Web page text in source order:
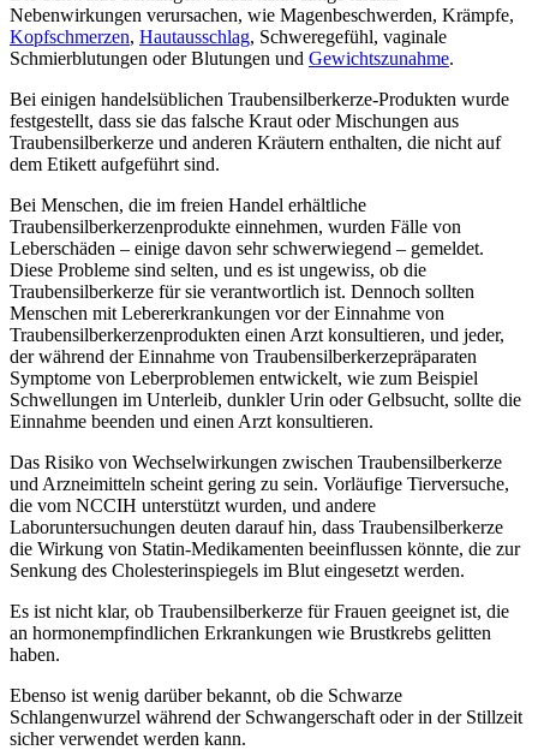
Nebenwirkungen verursachen, wie Magenbeschwerden, Krämpfe,
Kopfschmerzen, Hautausschlag, Schweregefühl, vaginale
Schmierblutungen oder Blutungen und Gewichtszunahme.
Bei einigen handelsüblichen Traubensilberkerze-Produkten wurde
festgestellt, dass sie das falsche Kraut oder Mischungen aus
Traubensilberkerze und anderen Kräutern enthalten, die nicht auf
dem Etikett aufgeführt sind.
Bei Menschen, die im freien Handel erhältliche
Traubensilberkerzenprodukte einnehmen, wurden Fälle von
Leberschäden – einige davon sehr schwerwiegend – gemeldet.
Diese Probleme sind selten, und es ist ungewiss, ob die
Traubensilberkerze für sie verantwortlich ist. Dennoch sollten
Menschen mit Lebererkrankungen vor der Einnahme von
Traubensilberkerzenprodukten einen Arzt konsultieren, und jeder,
der während der Einnahme von Traubensilberkerzepräparaten
Symptome von Leberproblemen entwickelt, wie zum Beispiel
Schwellungen im Unterleib, dunkler Urin oder Gelbsucht, sollte die
Einnahme beenden und einen Arzt konsultieren.
Das Risiko von Wechselwirkungen zwischen Traubensilberkerze
und Arzneimitteln scheint gering zu sein. Vorläufige Tierversuche,
die vom NCCIH unterstützt wurden, und andere
Laboruntersuchungen deuten darauf hin, dass Traubensilberkerze
die Wirkung von Statin-Medikamenten beeinflussen könnte, die zur
Senkung des Cholesterinspiegels im Blut eingesetzt werden.
Es ist nicht klar, ob Traubensilberkerze für Frauen geeignet ist, die
an hormonempfindlichen Erkrankungen wie Brustkrebs gelitten
haben.
Ebenso ist wenig darüber bekannt, ob die Schwarze
Schlangenwurzel während der Schwangerschaft oder in der Stillzeit
sicher verwendet werden kann.